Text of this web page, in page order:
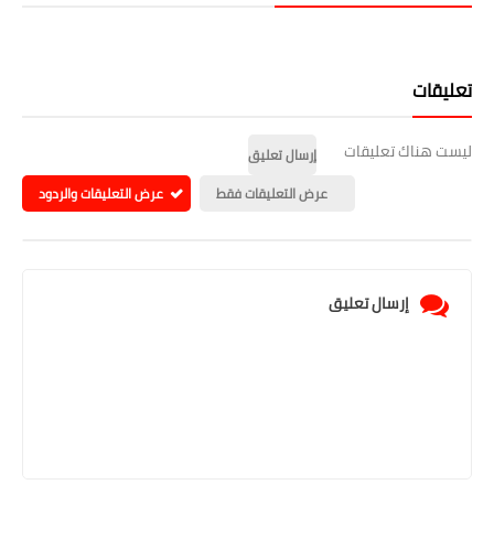
تعليقات
ليست هناك تعليقات
إرسال تعليق
عرض التعليقات فقط
عرض التعليقات والردود
إرسال تعليق